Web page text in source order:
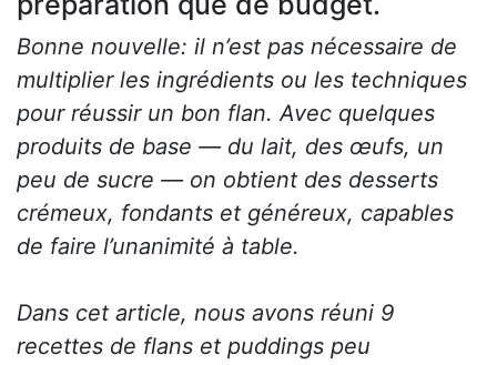
Bonne nouvelle: il n’est pas nécessaire de
multiplier les ingrédients ou les techniques
pour réussir un bon flan. Avec quelques
produits de base — du lait, des œufs, un
peu de sucre — on obtient des desserts
crémeux, fondants et généreux, capables
de faire l’unanimité à table.
Dans cet article, nous avons réuni 9
recettes de flans et puddings peu